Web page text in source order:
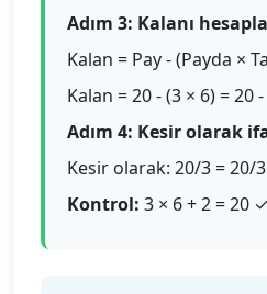
Adım 3: Kalanı hesapla
Kalan = Pay - (Payda ×
Kalan = 20 - (3 × 6) = 20
Adım 4: Kesir olarak
Kesir olarak: 20/3 = 20/3
Kontrol: 3 × 6 + 2 = 20 ✓